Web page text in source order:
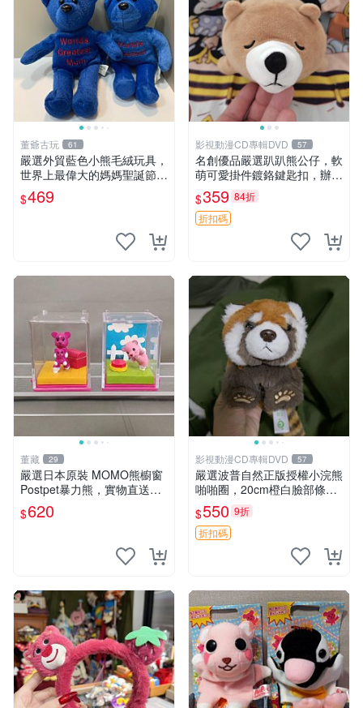
董爺古玩 61
嚴選外貿藍色小熊毛絨玩具，
世界上最偉大的媽媽聖誕節推
薦禮物 五角星 兒童玩具 母親
節
$469
影視動漫CD專輯DVD 57
名創優品嚴選趴趴熊公仔，軟
萌可愛掛件鍍鉻鍵匙扣，辦公
放松好選擇 趴趴熊 鍍鉻鍵匙
扣 萬用掛件
$359 84折
折扣碼
董藏 29
嚴選日本原裝 MOMO熊櫥窗
Postpet暴力熊，實物直送新
臺灣。MOMO熊 暴力熊 熊貓
櫥窗
$620
影視動漫CD專輯DVD 57
嚴選波普自然正版授權小浣熊
啪啪圈，20cm橙白臉部條紋
清晰，毛絨超萌贈品推薦。
小浣熊 波普 圈環
$550 9折
折扣碼